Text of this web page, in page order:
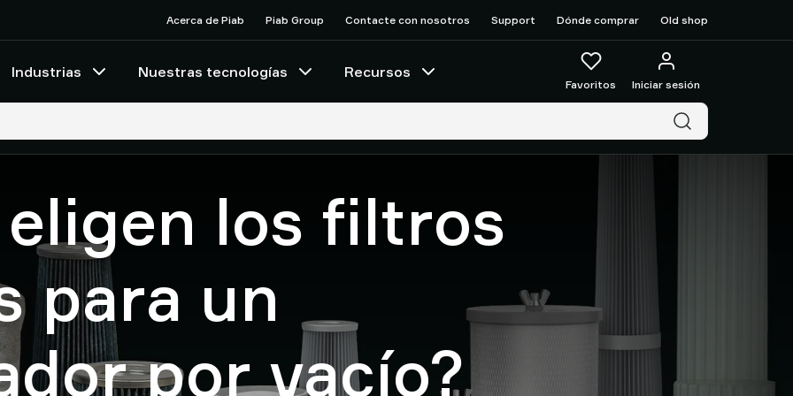
Acerca de Piab Piab Group Contacte con nosotros Support Dónde comprar Old shop
Industrias Nuestras tecnologías Recursos
Favoritos Iniciar sesión
eligen los filtros
para un
por vacío?